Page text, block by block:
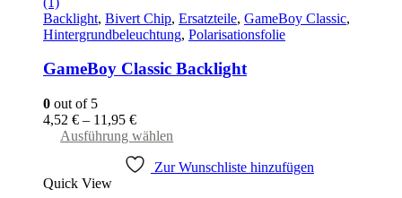
Backlight, Bivert Chip, Ersatzteile, GameBoy Classic,
Hintergrundbeleuchtung, Polarisationsfolie
GameBoy Classic Backlight
0 out of 5
4,52 € – 11,95 €
Ausführung wählen
weist
Zur Wunschliste hinzufügen
Quick View